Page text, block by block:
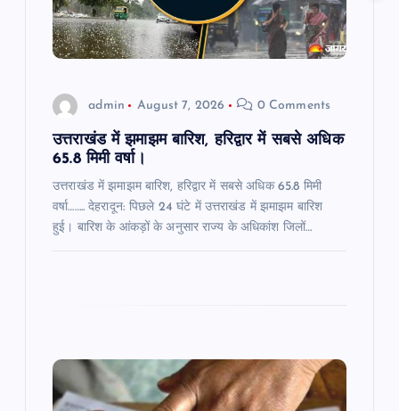
admin August 7, 2026 0 Comments
उत्तराखंड में झमाझम बारिश, हरिद्वार में सबसे अधिक
65.8 मिमी वर्षा।
उत्तराखंड में झमाझम बारिश, हरिद्वार में सबसे अधिक 65.8 मिमी
वर्षा…….. देहरादून: पिछले 24 घंटे में उत्तराखंड में झमाझम बारिश
हुई। बारिश के आंकड़ों के अनुसार राज्य के अधिकांश जिलों…